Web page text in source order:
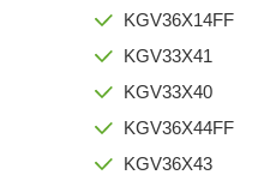
KGV36X14FF
KGV33X41
KGV33X40
KGV36X44FF
KGV36X43